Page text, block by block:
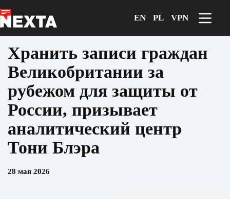
к
сути
EN PL VPN
Хранить записи граждан
Великобритании за
рубежом для защиты от
России, призывает
аналитический центр
Тони Блэра
28 мая 2026